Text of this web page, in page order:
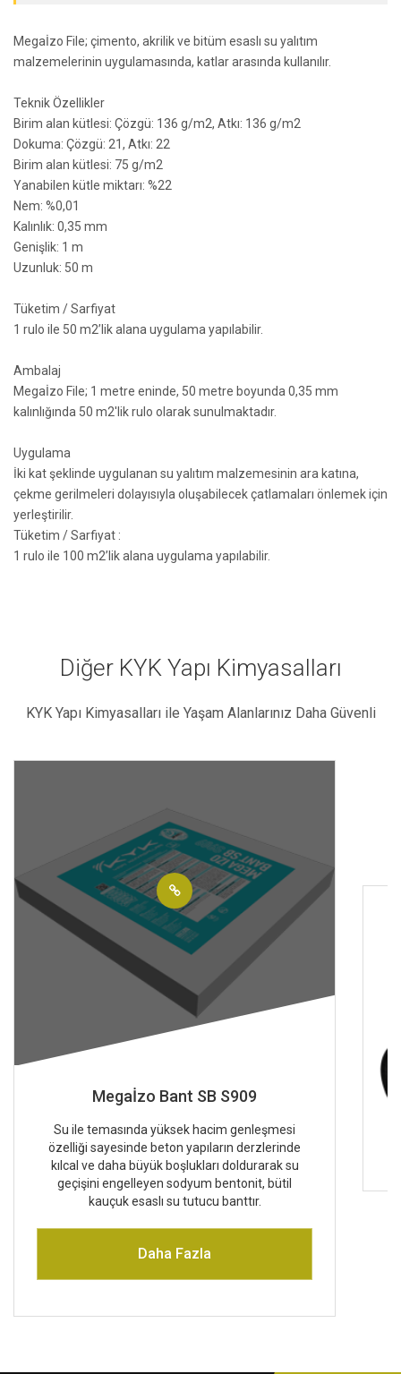
Megaİzo File; çimento, akrilik ve bitüm esaslı su yalıtım
malzemelerinin uygulamasında, katlar arasında kullanılır.
Teknik Özellikler
Birim alan kütlesi: Çözgü: 136 g/m2, Atkı: 136 g/m2
Dokuma: Çözgü: 21, Atkı: 22
Birim alan kütlesi: 75 g/m2
Yanabilen kütle miktarı: %22
Nem: %0,01
Kalınlık: 0,35 mm
Genişlik: 1 m
Uzunluk: 50 m
Tüketim / Sarfiyat
1 rulo ile 50 m2’lik alana uygulama yapılabilir.
Ambalaj
Megaİzo File; 1 metre eninde, 50 metre boyunda 0,35 mm
kalınlığında 50 m2'lik rulo olarak sunulmaktadır.
Uygulama
İki kat şeklinde uygulanan su yalıtım malzemesinin ara katına,
çekme gerilmeleri dolayısıyla oluşabilecek çatlamaları önlemek için
yerleştirilir.
Tüketim / Sarfiyat :
1 rulo ile 100 m2’lik alana uygulama yapılabilir.
Diğer KYK Yapı Kimyasalları
KYK Yapı Kimyasalları ile Yaşam Alanlarınız Daha Güvenli
Megaİzo Bant SB S909
Su ile temasında yüksek hacim genleşmesi
özelliği sayesinde beton yapıların derzlerinde
kılcal ve daha büyük boşlukları doldurarak su
geçişini engelleyen sodyum bentonit, bütil
kauçuk esaslı su tutucu banttır.
Daha Fazla